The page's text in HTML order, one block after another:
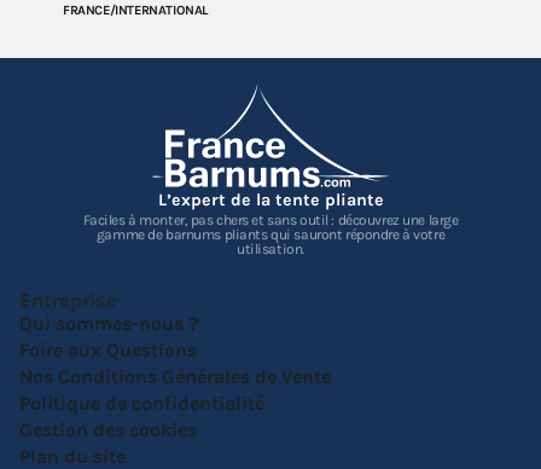
FRANCE/INTERNATIONAL
L’expert de la tente pliante
Faciles à monter, pas chers et sans outil : découvrez une large
gamme de barnums pliants qui sauront répondre à votre
utilisation.
Entreprise
Qui sommes-nous ?
Foire aux Questions
Nos Conditions Générales de Vente
Politique de confidentialité
Gestion des cookies
Plan du site